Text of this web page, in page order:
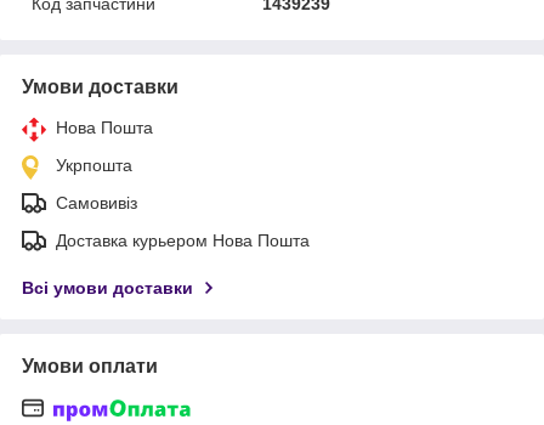
Умови доставки
Нова Пошта
Укрпошта
Самовивіз
Доставка курьером Нова Пошта
Всі умови доставки
Умови оплати